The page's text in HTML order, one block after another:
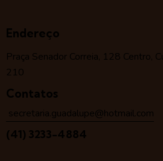
Endereço
Praça Senador Correia, 128 Centro,
210
Contatos
secretaria.guadalupe@hotmail.com
(41) 3233-4884